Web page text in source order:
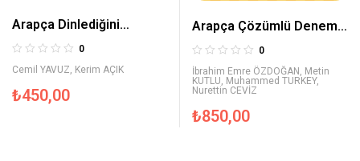
Arapça Dinlediğini
Anlama Soru Bankası
0
Cemil YAVUZ, Kerim AÇIK
₺450,00
Arapça Çözümlü Deneme
Testleri
0
İbrahim Emre ÖZDOĞAN Metin
KUTLU Muhammed TURKEY,
Nurettin CEVİZ
₺850,00